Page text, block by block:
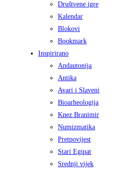
Društvene igre
Kalendar
Blokovi
Bookmark
Inspirirano
Andautonija
Antika
Avari i Slaveni
Bioarheologija
Knez Branimir
Numizmatika
Pretpovijest
Stari Egipat
Srednji vijek